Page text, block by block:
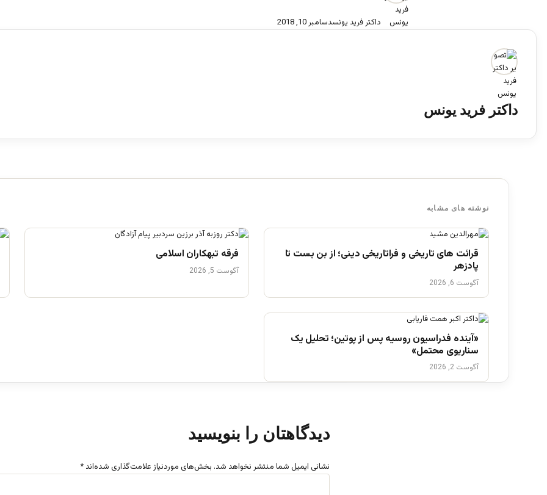
داکتر فرید یونسدسامبر 10, 2018
داکتر فرید یونس
نوشته های مشابه
قرائت های تاریخی و فراتاریخی دینی؛ از بن بست تا
پادزهر
آگوست 6, 2026
فرقه تبهکاران اسلامی
آگوست 5, 2026
«آینده فدراسیون روسیه پس از پوتین؛ تحلیل یک
سناریوی محتمل»
آگوست 2, 2026
دیدگاهتان را بنویسید
نشانی ایمیل شما منتشر نخواهد شد. بخش‌های موردنیاز علامت‌گذاری شده‌اند *